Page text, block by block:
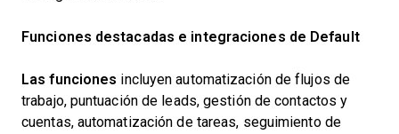
Funciones destacadas e integraciones de Default
Las funciones incluyen automatización de flujos de
trabajo, puntuación de leads, gestión de contactos y
cuentas, automatización de tareas, seguimiento de